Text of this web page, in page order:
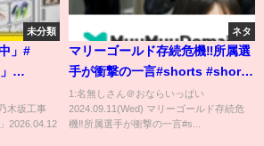
未分類
」#
木坂工事
2026.04.12
ネタ
マリーゴールド存続危機‼️所属選
手が衝撃の一言#shorts #short
#スターダム #stardom #プロレ
ス #女子プロレス #格闘技 #マリ
ーゴールド #marigold #ショー
1:名無しさん＠おならいっぱい
2024.09.11(Wed) マリーゴールド存続危
機‼️所属選手が衝撃の一言#s...